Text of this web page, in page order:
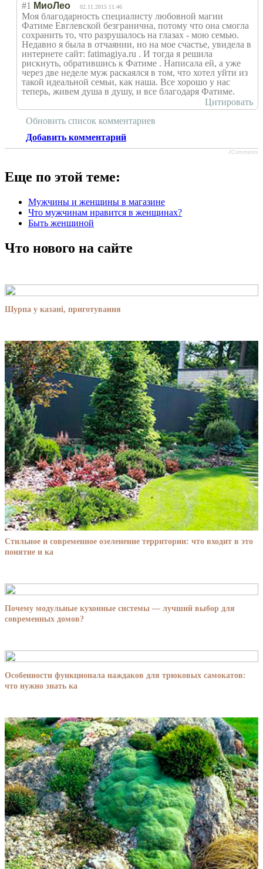
#1 МиоЛео 02.11.2015 11:46
Моя благодарность специалисту любовной магии
Фатиме Евглевской безгранична, потому что она смогла
сохранить то, что разрушалось на глазах - мою семью.
Недавно я была в отчаянии, но на мое счастье, увидела в
интернете сайт: fatimagiya.ru . И тогда я решила
рискнуть, обратившись к Фатиме . Написала ей, а уже
через две неделе муж раскаялся в том, что хотел уйти из
такой идеальной семьи, как наша. Все хорошо у нас
теперь, живем душа в душу, и все благодаря Фатиме.
Цитировать
Обновить список комментариев
Добавить комментарий
JComments
Еще по этой теме:
Мужчины и женщины в магазине
Что мужчинам нравится в женщинах?
Быть женщиной
Что нового на сайте
Шурпа у казані, приготування
Стильное и современное озеленение территории: что входит в это
понятие и ка
Почему модульные кухонные системы — лучший выбор для
современных домов?
Особенности функционала наждаков для трюковых самокатов:
что нужно знать ка